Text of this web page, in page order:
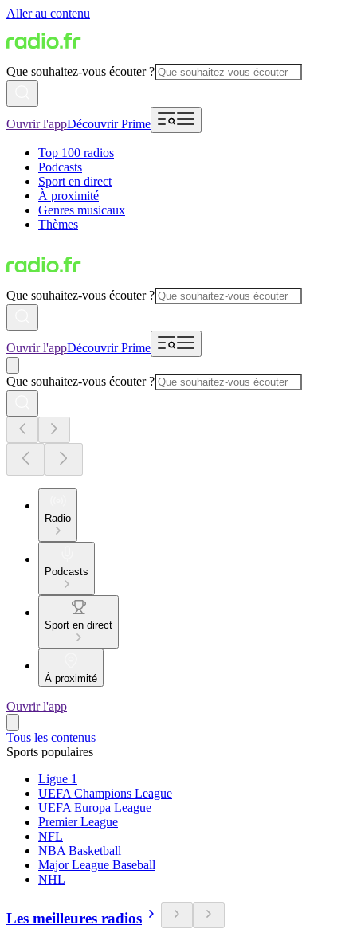
Aller au contenu
Que souhaitez-vous écouter ?
Ouvrir l'appDécouvrir Prime
Top 100 radios
Podcasts
Sport en direct
À proximité
Genres musicaux
Thèmes
Que souhaitez-vous écouter ?
Ouvrir l'appDécouvrir Prime
Que souhaitez-vous écouter ?
Radio
Podcasts
Sport en direct
À proximité
Ouvrir l'app
Tous les contenus
Sports populaires
Ligue 1
UEFA Champions League
UEFA Europa League
Premier League
NFL
NBA Basketball
Major League Baseball
NHL
Les meilleures radios